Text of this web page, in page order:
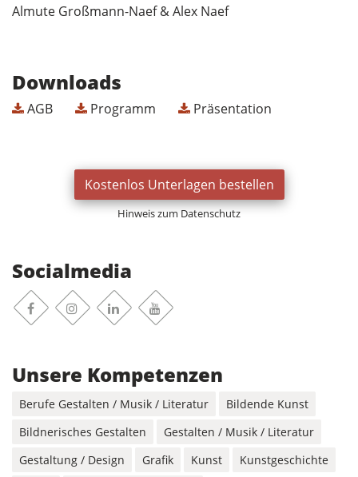
Almute Großmann-Naef & Alex Naef
Downloads
AGB Programm Präsentation
Kostenlos Unterlagen bestellen
Hinweis zum Datenschutz
Socialmedia
FacebookInstagramLinkedinYoutube
Unsere Kompetenzen
Berufe Gestalten / Musik / Literatur
Bildende Kunst
Bildnerisches Gestalten
Gestalten / Musik / Literatur
Gestaltung / Design
Grafik Kunst
Kunstgeschichte